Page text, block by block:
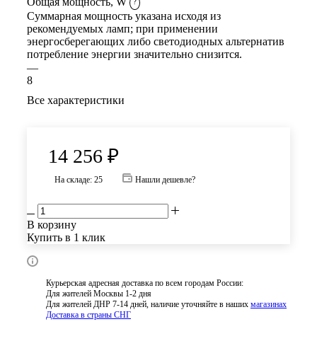
Суммарная мощность указана исходя из
рекомендуемых ламп; при применении
энергосберегающих либо светодиодных альтернатив
потребление энергии значительно снизится.
—
8
Все характеристики
14 256 ₽
На складе: 25 Нашли дешевле?
В корзину
Купить в 1 клик
Курьерская адресная доставка по всем городам России:
Для жителей Москвы 1-2 дня
Для жителей ДНР 7-14 дней, наличие уточняйте в наших магазинах
Доставка в страны СНГ